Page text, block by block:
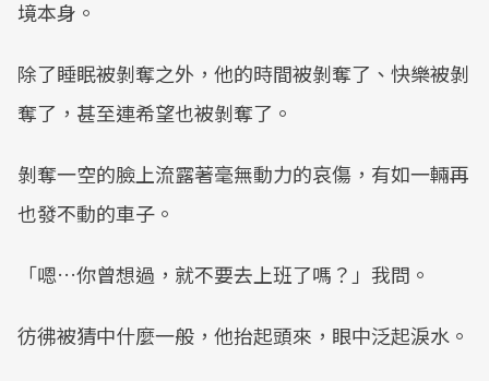
境本身。
除了睡眠被剝奪之外，他的時間被剝奪了、快樂被剝
奪了，甚至連希望也被剝奪了。
剝奪一空的臉上流露著毫無動力的哀傷，有如一輛再
也發不動的車子。
「嗯…你曾想過，就不要去上班了嗎？」我問。
彷彿被猜中什麼一般，他抬起頭來，眼中泛起淚水。